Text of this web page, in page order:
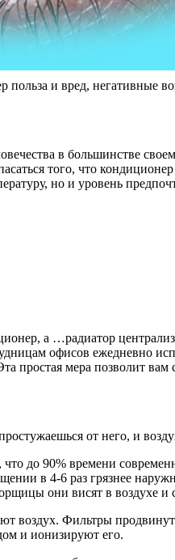
и вред, негативные
в большинстве
того, что
но и уровень
а …радиатор
офисов ежедневно
простая мера позволит
от него, и
до 90% времени
в 4-6 раз грязнее
они висят в воздухе и
воздух. Фильтры
и ионизируют его.